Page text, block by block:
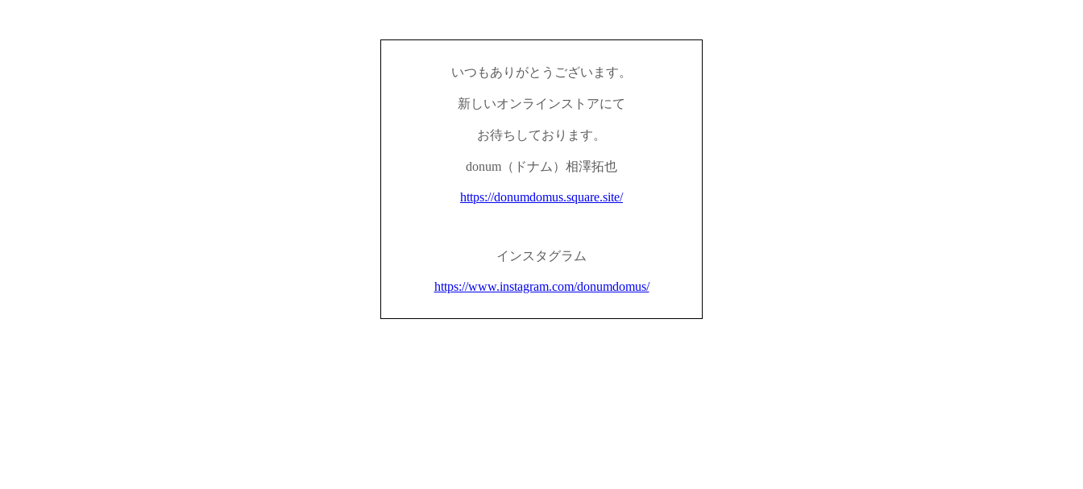
いつもありがとうございます。
新しいオンラインストアにて
お待ちしております。
donum（ドナム）相澤拓也
https://donumdomus.square.site/
インスタグラム
https://www.instagram.com/donumdomus/